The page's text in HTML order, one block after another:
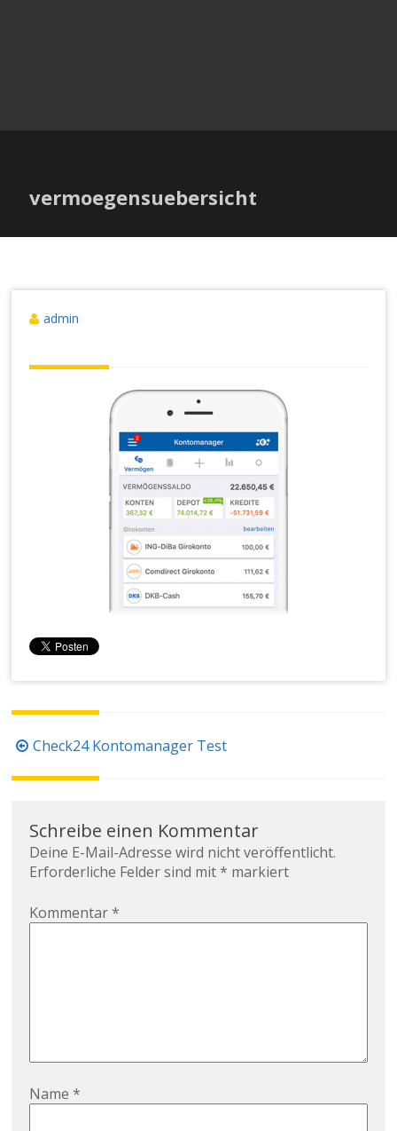
vermoegensuebersicht
admin
Beitragsnavigation
Check24 Kontomanager Test
Schreibe einen Kommentar
Deine E-Mail-Adresse wird nicht veröffentlicht.
Erforderliche Felder sind mit* markiert
Kommentar*
Name*